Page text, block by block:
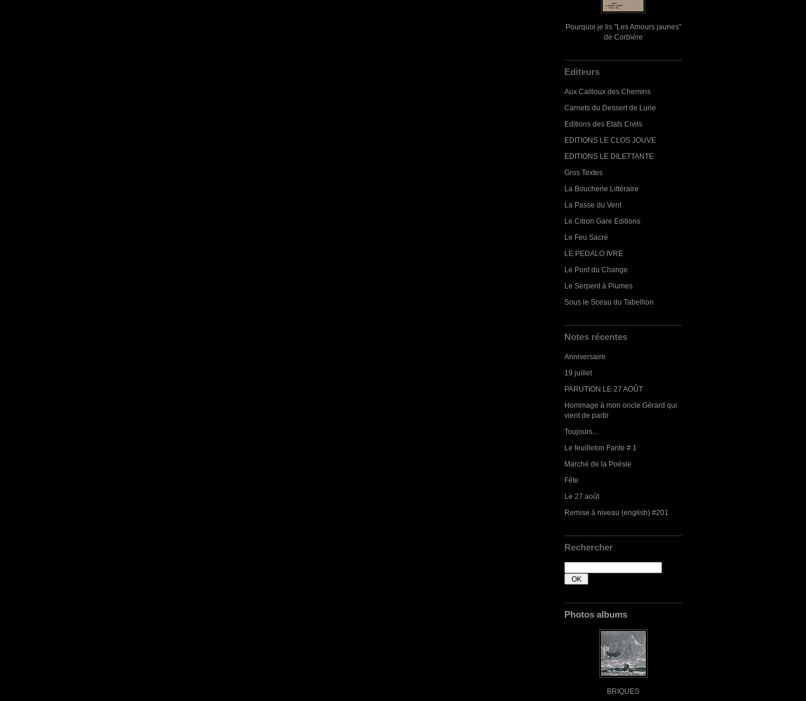
Pourquoi je lis "Les Amours jaunes"
de Corbière
Editeurs
Aux Cailloux des Chemins
Carnets du Dessert de Lune
Editions des Etats Civils
EDITIONS LE CLOS JOUVE
EDITIONS LE DILETTANTE
Gros Textes
La Boucherie Littéraire
La Passe du Vent
Le Citron Gare Editions
Le Feu Sacré
LE PEDALO IVRE
Le Pont du Change
Le Serpent à Plumes
Sous le Sceau du Tabellion
Notes récentes
Anniversaire
19 juillet
PARUTION LE 27 AOÛT
Hommage à mon oncle Gérard qui
vient de partir
Toujours...
Le feuilleton Fante # 1
Marché de la Poésie
Fête
Le 27 août
Remise à niveau (english) #201
Rechercher
Photos albums
BRIQUES